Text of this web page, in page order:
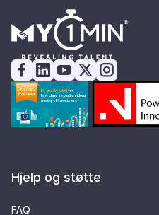
Hjelp og støtte
FAQ